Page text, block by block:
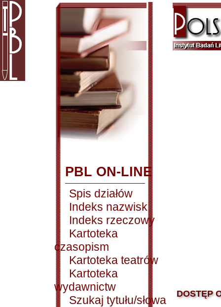
PBL ON-LINE
Spis działów
Indeks nazwisk
Indeks rzeczowy
Kartoteka
czasopism
Kartoteka teatrów
Kartoteka
wydawnictw
Szukaj tytułu/słowa
DOSTĘP